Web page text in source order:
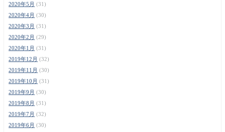
2020年5月 (31)
2020年4月 (30)
2020年3月 (31)
2020年2月 (29)
2020年1月 (31)
2019年12月 (32)
2019年11月 (30)
2019年10月 (31)
2019年9月 (30)
2019年8月 (31)
2019年7月 (32)
2019年6月 (30)